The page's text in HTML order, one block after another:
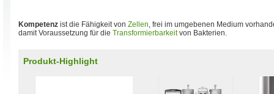
Kompetenz ist die Fähigkeit von Zellen, frei im umgebenen Medium
damit Voraussetzung für die Transformierbarkeitvon Bakterien.
Produkt-Highlight